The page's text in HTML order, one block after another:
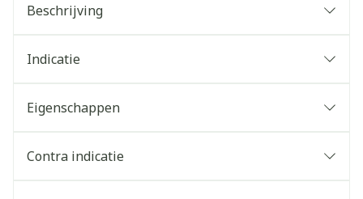
Beschrijving
Indicatie
Eigenschappen
Contra indicatie